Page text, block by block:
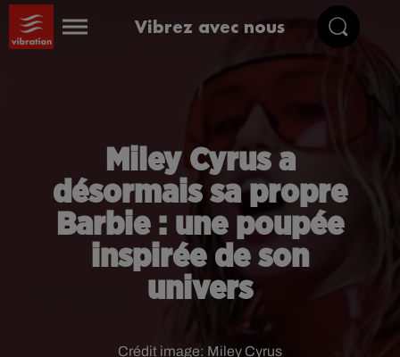
Vibrez avec nous
Miley Cyrus a
désormais sa propre
Barbie : une poupée
inspirée de son
univers
Crédit image: Miley Cyrus